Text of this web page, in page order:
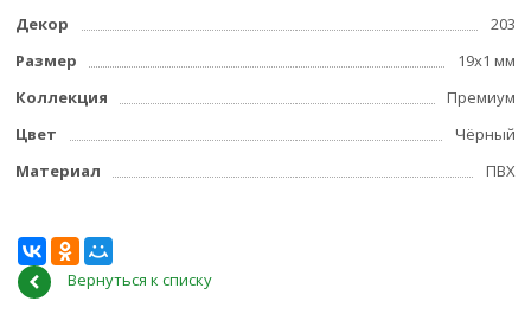
Декор
203
Размер
19x1 мм
Коллекция
Премиум
Цвет
Чёрный
Материал
ПВХ
Вернуться к списку